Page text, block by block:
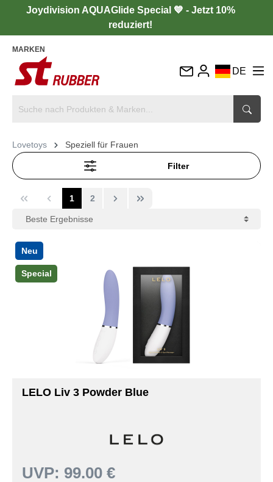
Joydivision AQUAGlide Special 💙 - Jetzt 10%
reduziert!
MARKEN
DE
IT
Lovetoys Speziell für Frauen
Filter
1 2
Neu
Special
LELO Liv 3 Powder Blue
UVP: 99.00 €